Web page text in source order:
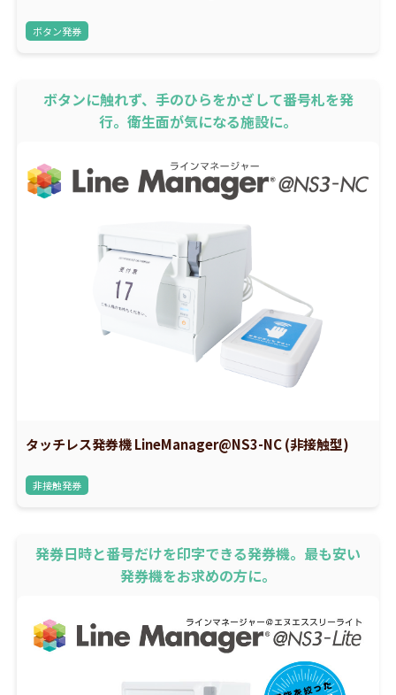
ボタン発券
ボタンに触れず、手のひらをかざして番号札を発
行。衛生面が気になる施設に。
タッチレス発券機 LineManager@NS3-NC (非接触型)
非接触発券
発券日時と番号だけを印字できる発券機。最も安い
発券機をお求めの方に。